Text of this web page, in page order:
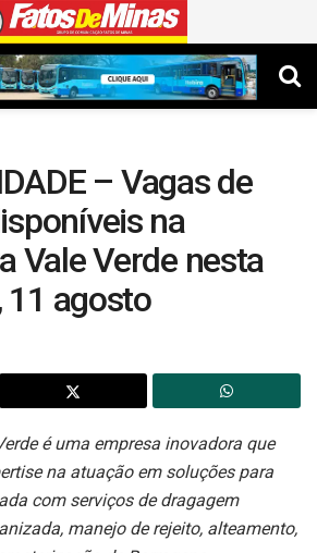
– Vagas de
na
Vale Verde nesta
11 agosto
é uma empresa inovadora que
na atuação em soluções para
com serviços de dragagem
manejo de rejeito, alteamento,